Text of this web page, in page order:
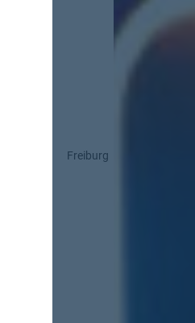
Freiburg